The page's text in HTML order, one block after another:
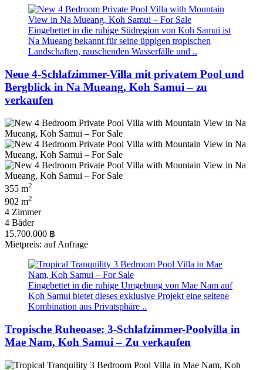
Eingebettet in die ruhige Südregion von Koh Samui ist
Na Mueang bekannt für seine üppigen tropischen
Landschaften, rauschenden Wasserfälle und ..
Neue 4-Schlafzimmer-Villa mit privatem Pool und
Bergblick in Na Mueang, Koh Samui – zu
verkaufen
355 m2
902 m2
4 Zimmer
4 Bäder
15.700.000 ฿
Mietpreis: auf Anfrage
Eingebettet in die ruhige Umgebung von Mae Nam auf
Koh Samui bietet dieses exklusive Projekt eine seltene
Kombination aus Privatsphäre ..
Tropische Ruheoase: 3-Schlafzimmer-Poolvilla in
Mae Nam, Koh Samui – Zu verkaufen